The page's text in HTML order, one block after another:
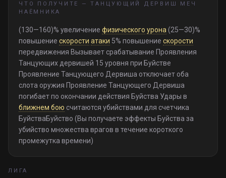
ЧТО ПОЛУЧИТЕ —ТАНЦУЮЩИЙ ДЕРВИШ МЕЧ
НАЁМНИКА
(130—160)% увеличение физического урона (25—30)%
повышение скорости атаки 5% повышение скорости
передвижения Вызывает срабатывание Проявления
Танцующих дервишей 15 уровня при Буйстве
Проявление Танцующего Дервиша отключает оба
слота оружия Проявление Танцующего Дервиша
погибает по окончании действия Буйства Удары в
ближнем бою считаются убийствами для счетчика
БуйстваБуйство (Вы получаете эффекты Буйства за
убийство множества врагов в течение короткого
промежутка времени)
ЛИГА